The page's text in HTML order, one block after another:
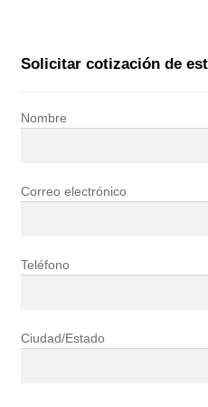
Solicitar cotización de
Nombre
Correo electrónico
Teléfono
Ciudad/Estado